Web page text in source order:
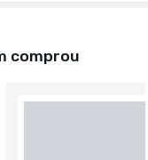
comprou